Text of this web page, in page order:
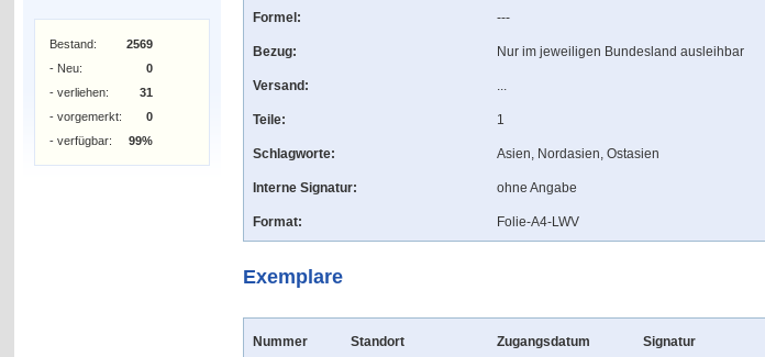
Bestand:
2569
- Neu:
0
- verliehen:
31
- vorgemerkt:
0
- verfügbar:
99%
Formel: ---
Bezug: Nur im jeweiligen Bundesland ausleihbar
Versand: ...
Teile: 1
Schlagworte: Asien, Nordasien, Ostasien
Interne Signatur: ohne Angabe
Format: Folie-A4-LWV
Exemplare
Nummer Standort Zugangsdatum Signatur